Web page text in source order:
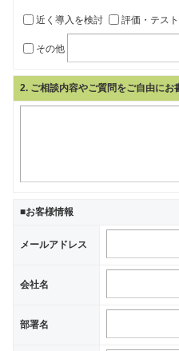
近く導入を検討 評価・テス
その他
2. ご相談内容やご質問をご自由にお
■お客様情報
メールアドレス
会社名
部署名